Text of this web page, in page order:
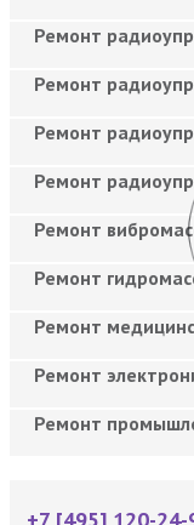
Ремонт
Ремонт
Ремонт
Ремонт
Ремонт
Ремонт
Ремонт
Ремонт
Ремонт